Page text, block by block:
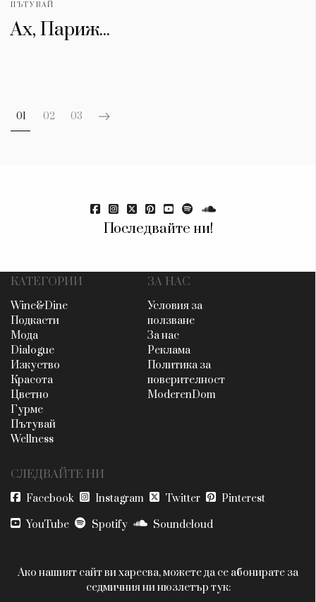
ПЪТУВАЙ
Ах, Париж...
01 02 03
Последвайте ни!
КАТЕГОРИИ
Wine&Dine
Подкасти
Мода
Dialogue
Изкуство
Красота
Цветно
Гурме
Пътувай
Wellness
ЗА НАС
Условия за
ползване
За нас
Реклама
Политика за
поверителност
ModerenDom
СЛЕДВАЙТЕ НИ
Facebook Instagram Twitter
Pinterest
YouTube
Spotify Soundcloud
Ако нашият сайт ви харесва, можете да се абонирате за
седмичния ни нюзлетър тук: